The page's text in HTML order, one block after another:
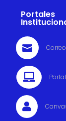
Portales


